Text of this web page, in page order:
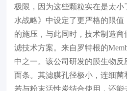
极限，因为这些颗粒实在是太小
水战略》中设定了更严格的限
的施压，与此同时，技术制造
滤技术方案。来自罗特根的
中之一。该公司研发的膜生物反
面条。其滤膜孔径极小，连细菌
若与粉末活性炭结合使用，还